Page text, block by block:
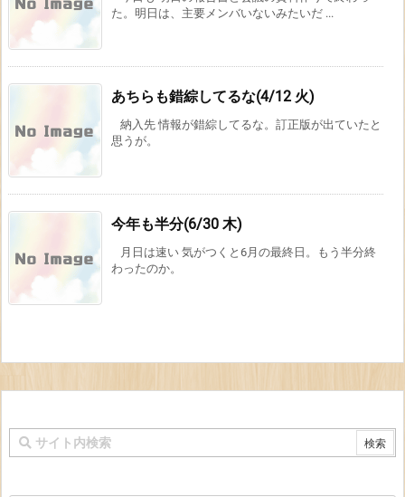
た。明日は、主要メンバいないみたいだ ...
あちらも錯綜してるな(4/12 火)
納入先 情報が錯綜してるな。訂正版が出ていたと
思うが。
今年も半分(6/30 木)
月日は速い 気がつくと6月の最終日。もう半分終
わったのか。